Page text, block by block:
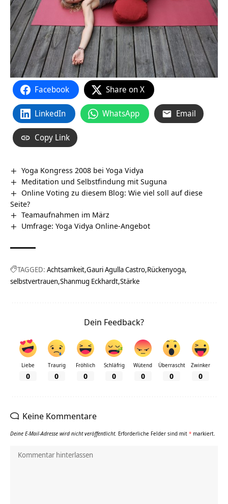
Facebook Share on X
LinkedIn WhatsApp Email
Copy Link
Yoga Kongress 2008 bei Yoga Vidya
Meditation und Selbstfindung mit Suguna
Online Voting zu diesem Blog: Wie viel soll auf diese
Seite?
Teamaufnahmen im März
Umfrage: Yoga Vidya Online-Angebot
TAGGED: Achtsamkeit Gauri Agulla Castro Rückenyoga
selbstvertrauen Shanmug Eckhardt Stärke
Dein Feedback?
Liebe
0
Traurig
0
Fröhlich
0
Schläfrig
0
Wütend
0
Überrascht
0
Zwinker
0
Keine Kommentare
Deine E-Mail-Adresse wird nicht veröffentlicht. Erforderliche Felder sind mit * markiert.